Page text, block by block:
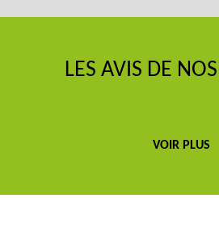
LES AVIS DE
VOIR PLUS